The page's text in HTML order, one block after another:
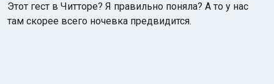
Этот гест в Читторе? Я правильно поняла? А то у нас
там скорее всего ночевка предвидится.